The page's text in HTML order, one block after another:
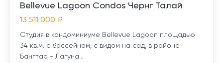
Bellevue Lagoon Condos Чернг Талай
13 511 000 ₽
Студия в кондоминиуме Bellevue Lagoon площадью
34 кв.м. с бассейном, с видом на сад, в районе
Бангтао - Лагуна...